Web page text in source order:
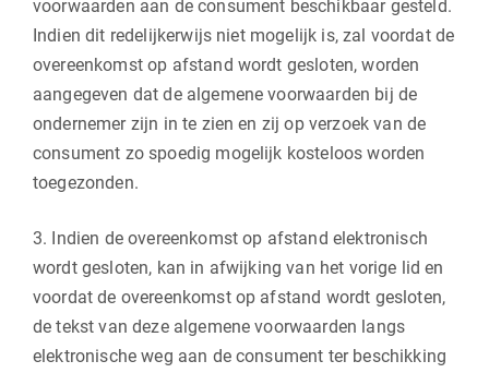
voorwaarden aan de consument beschikbaar gesteld.
Indien dit redelijkerwijs niet mogelijk is, zal voordat de
overeenkomst op afstand wordt gesloten, worden
aangegeven dat de algemene voorwaarden bij de
ondernemer zijn in te zien en zij op verzoek van de
consument zo spoedig mogelijk kosteloos worden
toegezonden.
3. Indien de overeenkomst op afstand elektronisch
wordt gesloten, kan in afwijking van het vorige lid en
voordat de overeenkomst op afstand wordt gesloten,
de tekst van deze algemene voorwaarden langs
elektronische weg aan de consument ter beschikking